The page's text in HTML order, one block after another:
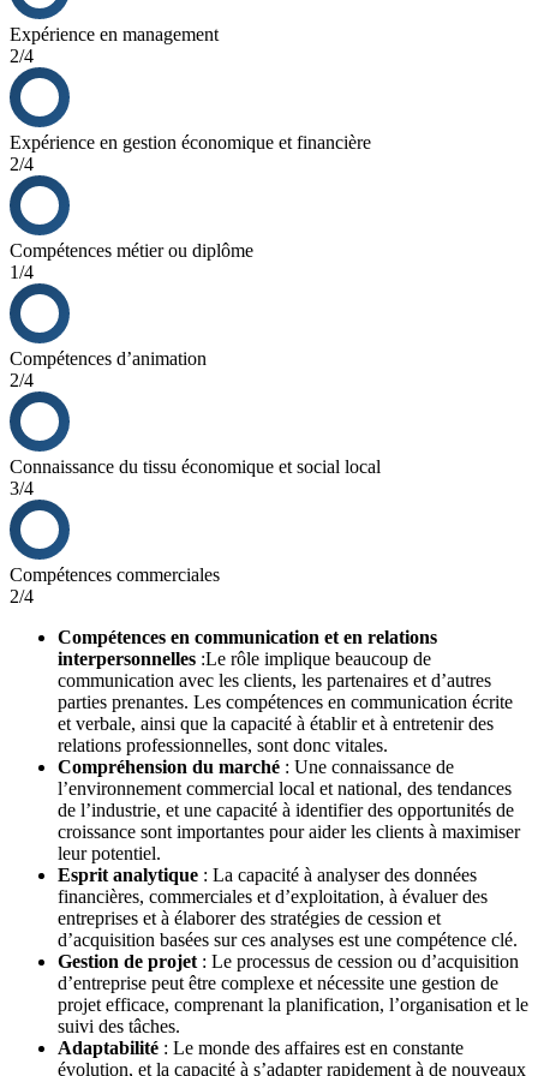
Nous accompagnons le consultant dans ses premières affaires de
la prospection à la réalisation de celle-ci, afin de développer le
plus rapidement possible l’activité du consultant.
Expérience en management
2/4
Expérience en gestion économique et financière
2/4
Compétences métier ou diplôme
1/4
Compétences d’animation
2/4
Connaissance du tissu économique et social local
3/4
Compétences commerciales
2/4
Compétences en communication et en relations
interpersonnelles :Le rôle implique beaucoup de
communication avec les clients, les partenaires et d’autres
parties prenantes. Les compétences en communication écrite
et verbale, ainsi que la capacité à établir et à entretenir des
relations professionnelles, sont donc vitales.
Compréhension du marché : Une connaissance de
l’environnement commercial local et national, des tendances
de l’industrie, et une capacité à identifier des opportunités de
croissance sont importantes pour aider les clients à maximiser
leur potentiel.
Esprit analytique : La capacité à analyser des données
financières, commerciales et d’exploitation, à évaluer des
entreprises et à élaborer des stratégies de cession et
d’acquisition basées sur ces analyses est une compétence clé.
Gestion de projet : Le processus de cession ou d’acquisition
d’entreprise peut être complexe et nécessite une gestion de
projet efficace, comprenant la planification, l’organisation et le
suivi des tâches.
Adaptabilité : Le monde des affaires est en constante
évolution, et la capacité à s’adapter rapidement à de nouveaux